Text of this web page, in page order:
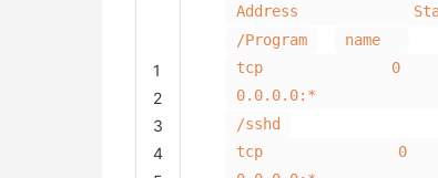
1
2
3
4
Address
/Program
name
tcp 0
0.0.0.0:*
/sshd
tcp 0